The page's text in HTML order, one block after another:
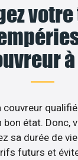
couvreur
état. Donc,
sa durée de
futurs et